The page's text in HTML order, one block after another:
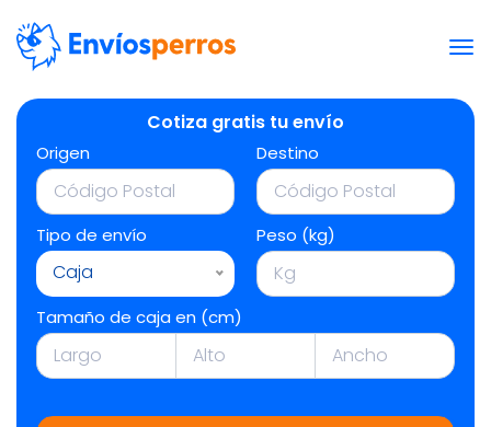
Cotiza gratis tu envío
Origen Destino
Tipo de envío
Caja
Peso (kg)
Tamaño de caja en (cm)